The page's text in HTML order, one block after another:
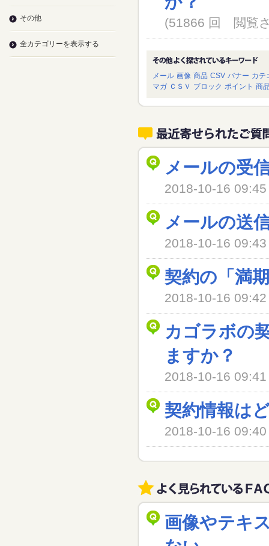
(51866 回 閲覧
メール 画像 商品 CSV バナー カテ
マガ ＣＳＶ ブロック ポイント 商
メールの受
2018-10-16
メールの送
2018-10-16
契約の「満
2018-10-16
カゴラボの
ますか？
2018-10-16
契約情報は
2018-10-16
画像やテキ
その他
全カテゴリーを表示する